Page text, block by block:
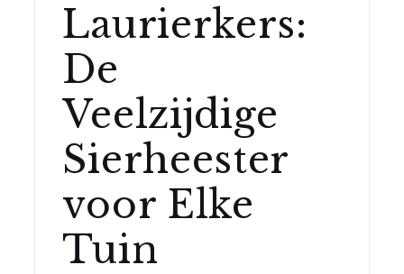
Laurierkers:
De
Veelzijdige
Sierheester
voor Elke
Tuin